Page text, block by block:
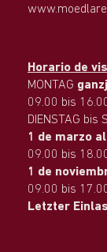
Horario de
MONTAG
09.00 bis
DIENSTAG bis
1 de marzo
09.00 bis
1 de
09.00 bis
Letzter